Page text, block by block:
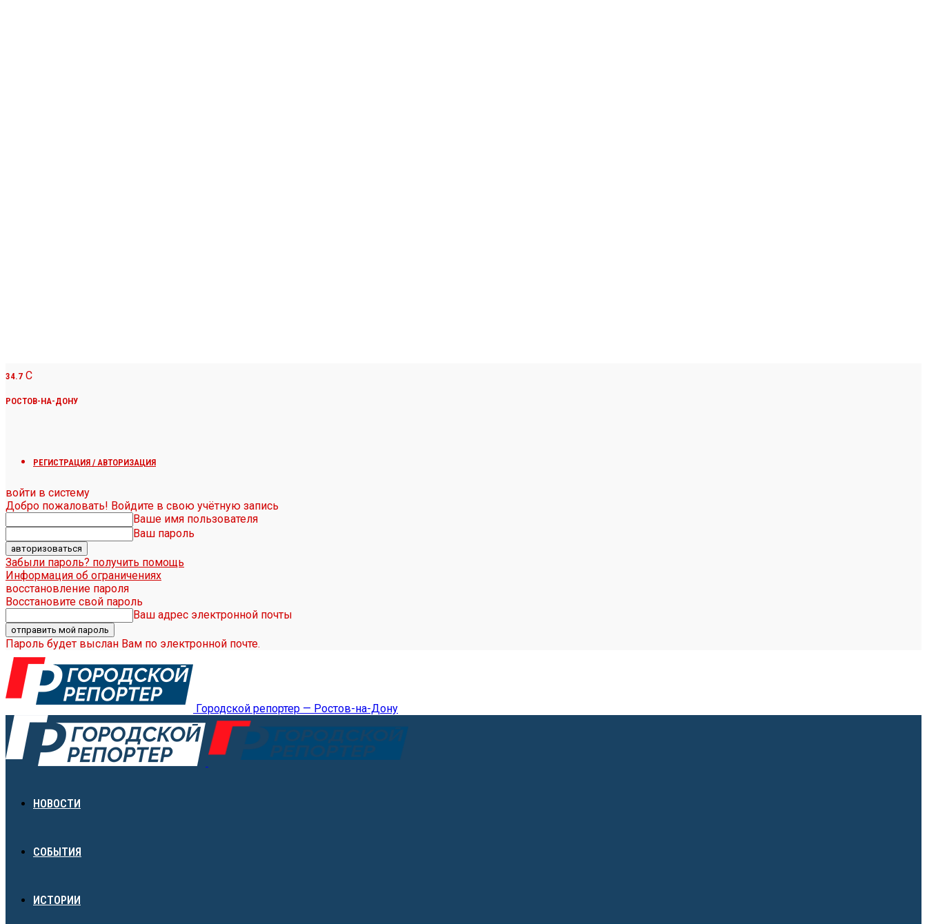
34.7 C
РОСТОВ-НА-ДОНУ
РЕГИСТРАЦИЯ / АВТОРИЗАЦИЯ
войти в систему
Добро пожаловать! Войдите в свою учётную запись
Ваше имя пользователя
Ваш пароль
Забыли пароль? получить помощь
Информация об ограничениях
восстановление пароля
Восстановите свой пароль
Ваш адрес электронной почты
Пароль будет выслан Вам по электронной почте.
Городской репортер — Ростов-на-Дону
НОВОСТИ
СОБЫТИЯ
ИСТОРИИ